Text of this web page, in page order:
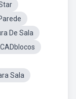
De Sala
Sala